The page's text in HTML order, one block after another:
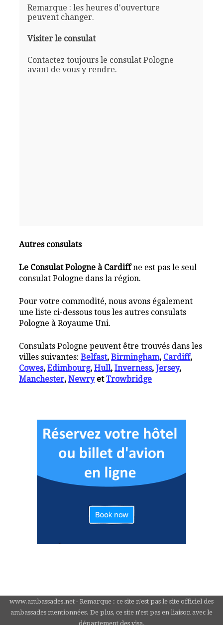
Remarque : les heures d'ouverture
peuvent changer.
Visiter le consulat
Contactez toujours le consulat Pologne
avant de vous y rendre.
Autres consulats
Le Consulat Pologne à Cardiffne est pas le seul
consulat Pologne dans la région.
Pour votre commodité, nous avons également
une liste ci-dessous tous les autres consulats
Pologne à Royaume Uni.
Consulats Pologne peuvent être trouvés dans les
villes suivantes:Belfast,Birmingham, Cardiff,
Cowes,Edimbourg,Hull,Inverness,Jersey,
Manchester,NewryetTrowbridge
www.ambassades.net - Remarque : ce site n'est pas le site officiel des
ambassades mentionnées. De plus, ce site n'est pas en liaison avec le
département des visa.